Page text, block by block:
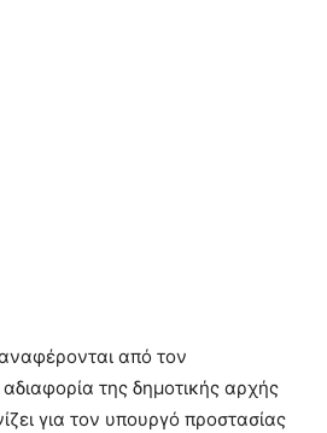
από τον
της δημοτικής αρχής
για τον υπουργό προστασίας